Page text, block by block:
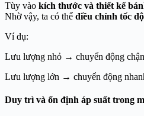
Tùy vào kích thước và thiết kế
Nhờ vậy, ta có thể điều chỉnh tốc
Ví dụ:
Lưu lượng nhỏ → chuyển động
Lưu lượng lớn → chuyển động
Duy trì và ổn định áp suất trong